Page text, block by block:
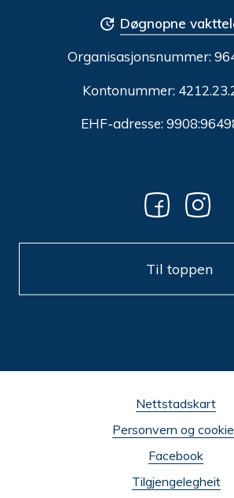
Døgnopne
Organisasjonsnummer:
Kontonummer:
EHF-adresse:
Til toppen
Nettstadskart
Personvern og
Facebook
Tilgjengelegheit